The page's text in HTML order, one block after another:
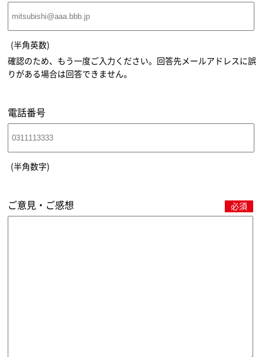
(半角英数)
確認のため、もう一度ご入力ください。回答先メールアドレスに誤
りがある場合は回答できません。
電話番号
(半角数字)
ご意見・ご感想 必須